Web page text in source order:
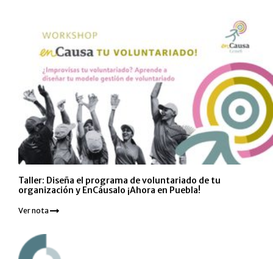
Taller: Diseña el programa de voluntariado de tu
organización y EnCáusalo ¡Ahora en Puebla!
Ver nota